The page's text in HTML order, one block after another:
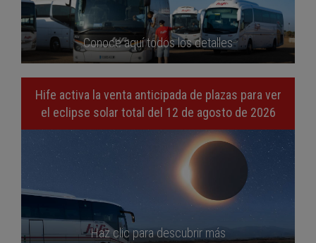
Conoce aquí todos los detalles
Hife activa la venta anticipada de plazas para ver
el eclipse solar total del 12 de agosto de 2026
Haz clic para descubrir más